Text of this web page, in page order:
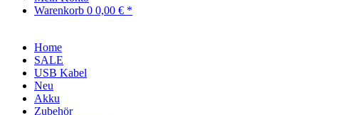
Warenkorb 0 0,00 € *
Home
SALE
USB Kabel
Neu
Akku
Zubehör